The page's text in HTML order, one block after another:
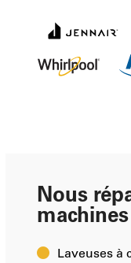
Nous
Laveuses à